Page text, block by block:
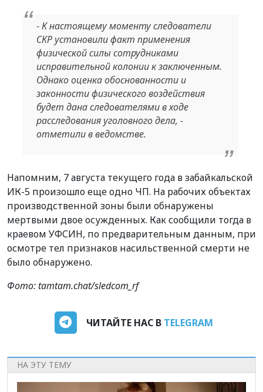
- К настоящему моменту следователи
СКР установили факт применения
физической силы сотрудниками
исправительной колонии к заключенным.
Однако оценка обоснованности и
законности физического воздействия
будет дана следователями в ходе
расследования уголовного дела, -
отметили в ведомстве.
Напомним, 7 августа текущего года в забайкальской
ИК-5 произошло еще одно ЧП. На рабочих объектах
производственной зоны были обнаружены
мертвыми двое осужденных. Как сообщили тогда в
краевом УФСИН, по предварительным данным, при
осмотре тел признаков насильственной смерти не
было обнаружено.
Фото: tamtam.chat/sledcom_rf
ЧИТАЙТЕ НАС В TELEGRAM
НА ЭТУ ТЕМУ